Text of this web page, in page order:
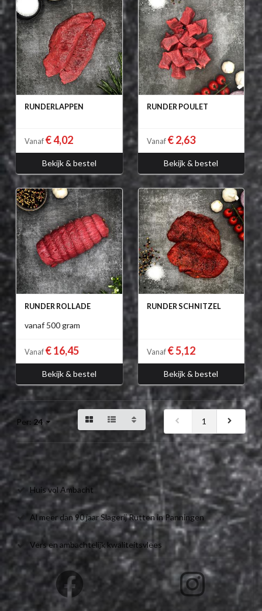
RUNDERLAPPEN
Vanaf € 4,02
Bekijk & bestel
RUNDER POULET
Vanaf € 2,63
Bekijk & bestel
RUNDER ROLLADE
vanaf 500 gram
Vanaf € 16,45
Bekijk & bestel
RUNDER SCHNITZEL
Vanaf € 5,12
Bekijk & bestel
Per: 24 1
Huis vol Ambacht
Al meer dan 90 jaar Slagerij Rutten in Panningen
Vers en ambachtelijk kwaliteitsvlees